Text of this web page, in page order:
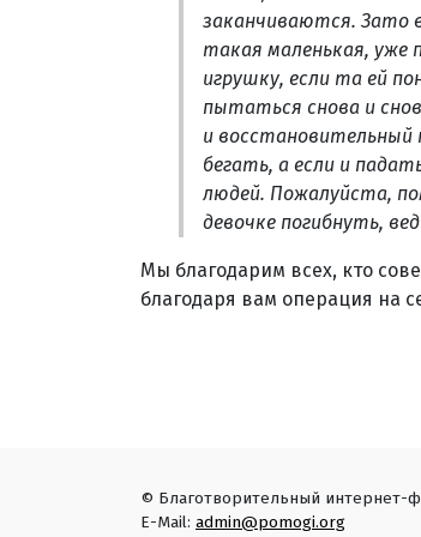
заканчиваются. Зато
такая маленькая, уже
игрушку, если та ей
пытаться снова и
и восстановительный
бегать, а если и
людей. Пожалуйста,
девочке погибнуть,
Мы благодарим всех, кто
благодаря вам операция на
© Благотворительный интернет-
E-Mail: admin@pomogi.org